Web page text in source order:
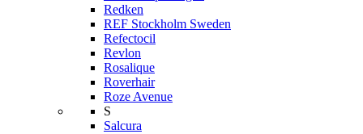
Redken
REF Stockholm Sweden
Refectocil
Revlon
Rosalique
Roverhair
Roze Avenue
S
Salcura